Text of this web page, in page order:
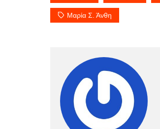
Μαρία Σ. Άνθη